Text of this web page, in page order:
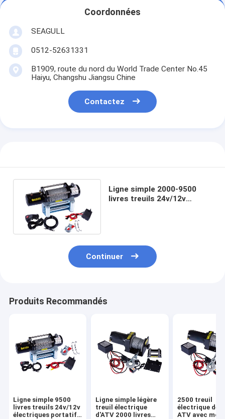
Coordonnées
SEAGULL
0512-52631331
B1909, route du nord du World Trade Center No.45
Haiyu, Changshu Jiangsu Chine
Contactez
Ligne simple 2000-9500
livres treuils 24v/12v
Continuer
Produits Recommandés
Ligne simple 9500
livres treuils 24v/12v
électriques portatifs
Ligne simple légère
treuil électrique
d'ATV 2000 livres
2500 treuil
électrique de
ATV avec